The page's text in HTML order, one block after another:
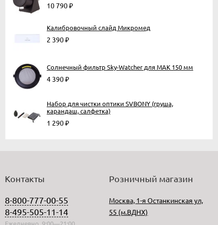
10 790₽
Калибровочный слайд Микромед
2 390₽
Солнечный фильтр Sky-Watcher для MAK 150 мм
4 390₽
Набор для чистки оптики SVBONY (груша,
карандаш, салфетка)
1 290₽
Контакты
8-800-777-00-55
8-495-505-11-14
Ежедневно, 9:00—21:00
Розничный магазин
Москва, 1-я Останкинская ул,
55 (м.ВДНХ)